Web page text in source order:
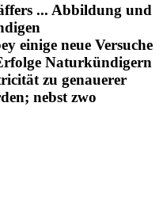
... Abbildung und
einige neue Versuche
Naturkündigern
zu genauerer
nebst zwo